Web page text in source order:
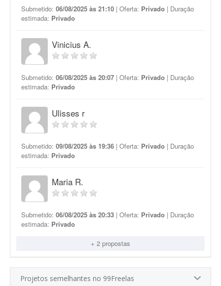
Submetido: 06/08/2025 às 21:10 | Oferta: Privado | Duração
estimada: Privado
Vinicius A.
Submetido: 06/08/2025 às 20:07 | Oferta: Privado | Duração
estimada: Privado
Ulisses r
Submetido: 09/08/2025 às 19:36 | Oferta: Privado | Duração
estimada: Privado
Maria R.
Submetido: 06/08/2025 às 20:33 | Oferta: Privado | Duração
estimada: Privado
+ 2 propostas
Projetos semelhantes no 99Freelas